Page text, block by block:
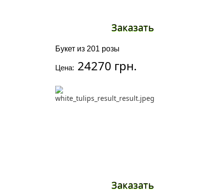
Букет из 201 розы
Цена: 24270 грн.
Заказать
Заказать